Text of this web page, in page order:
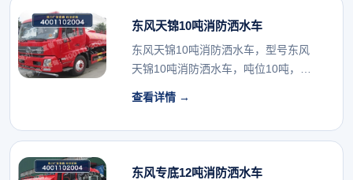
东风天锦10吨消防洒水车
东风天锦10吨消防洒水车，型号东风
天锦10吨消防洒水车，吨位10吨，支
查看详情 →
东风专底12吨消防洒水车